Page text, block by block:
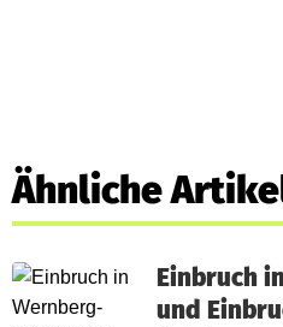
Ähnliche
Einbruch
und